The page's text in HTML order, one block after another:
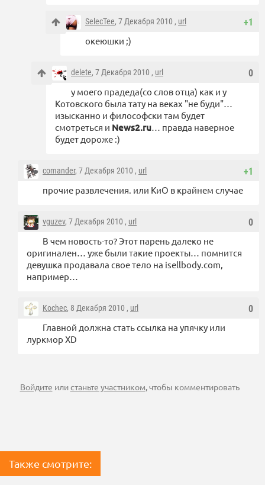
+1
SelecTee, 7 Декабря 2010 , url
океюшки ;)
0
delete, 7 Декабря 2010 , url
у моего прадеда(со слов отца) как и у
Котовского была тату на веках "не буди"…
изысканно и философски там будет
смотреться и News2.ru… правда наверное
будет дороже :)
+1
comander, 7 Декабря 2010 , url
прочие развлечения. или КиО в крайнем случае
0
vguzev, 7 Декабря 2010 , url
В чем новость-то? Этот парень далеко не
оригинален… уже были такие проекты… помнится
девушка продавала свое тело на isellbody.com,
например…
0
Kochec, 8 Декабря 2010 , url
Главной должна стать ссылка на упячку или
луркмор XD
Войдите илистаньте участником, чтобы комментировать
Также смотрите: